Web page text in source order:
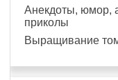
Анекдоты, юмор,
приколы
Выращивание